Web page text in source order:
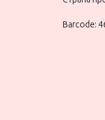
Barcode: